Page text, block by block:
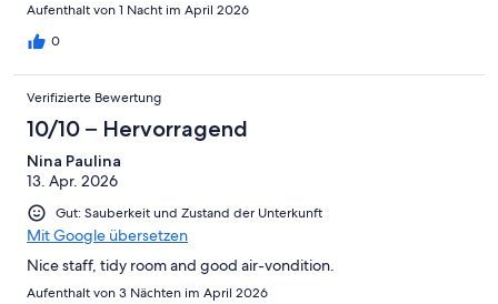
Aufenthalt von 1 Nacht im April 2026
0
Verifizierte Bewertung
10/10 – Hervorragend
Nina Paulina
13. Apr. 2026
Gut: Sauberkeit und Zustand der Unterkunft
Mit Google übersetzen
Nice staff, tidy room and good air-vondition.
Aufenthalt von 3 Nächten im April 2026